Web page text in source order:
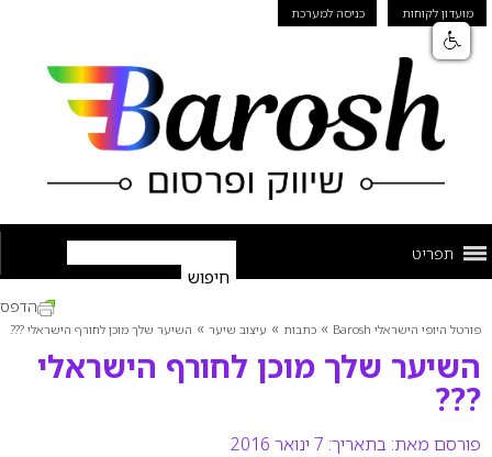
מועדון לקוחות כניסה למערכת
תפריט
פורטל היופי הישראלי Barosh » כתבות » עיצוב שיער » השיער שלך מוכן לחורף הישראלי ???
השיער שלך מוכן לחורף הישראלי
???
פורסם מאת: בתאריך: 7 ינואר 2016
הדפס